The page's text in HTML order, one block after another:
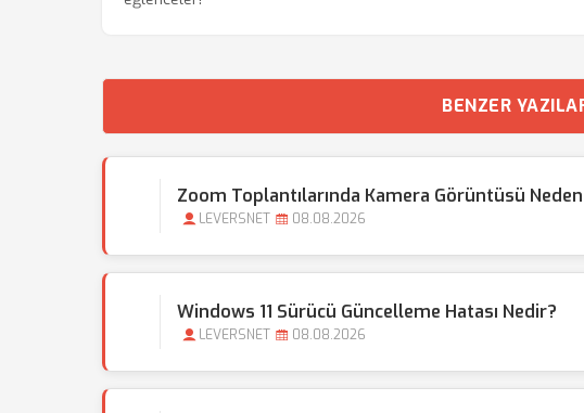
BENZER
Zoom Toplantılarında Kamera Görüntüsü
LEVERSNET 08.08.2026
Windows 11 Sürücü Güncelleme Hatası Nedir?
LEVERSNET 08.08.2026